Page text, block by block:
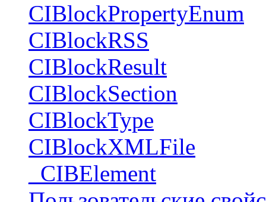
CIBlockPropertyEnum
CIBlockRSS
CIBlockResult
CIBlockSection
CIBlockType
CIBlockXMLFile
_CIBElement